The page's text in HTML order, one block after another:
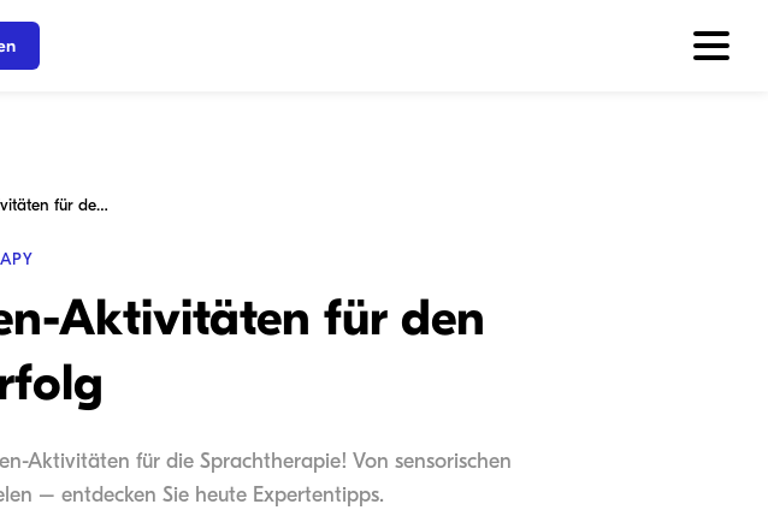
Stimmungsvolle Halloween-Aktivitäten für den Spracherfolg
Aktivitäten für den
Aktivitäten für die Sprachtherapie! Von sensorischen
– entdecken Sie heute Expertentipps.